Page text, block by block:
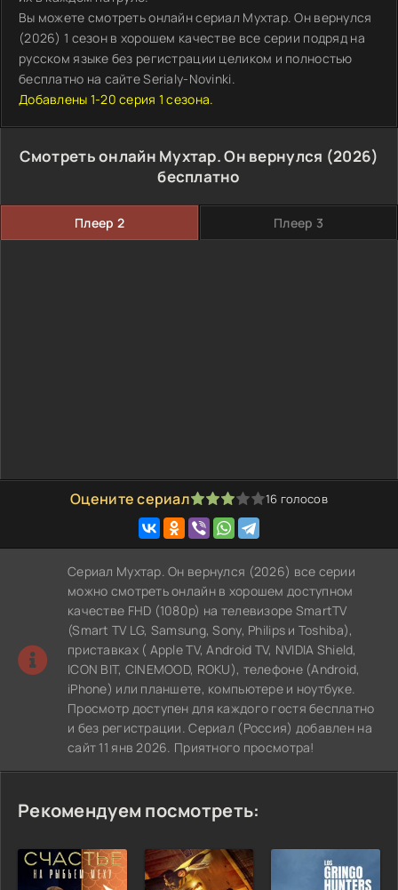
Вы можете смотреть онлайн сериал Мухтар. Он вернулся
(2026) 1 сезон в хорошем качестве все серии подряд на
русском языке без регистрации целиком и полностью
бесплатно на сайте Serialy-Novinki.
Добавлены 1-20 серия 1 сезона.
Смотреть онлайн Мухтар. Он вернулся (2026)
бесплатно
Плеер 2 Плеер 3
Оцените сериал
1 2 3 4 5 16 голосов
Сериал Мухтар. Он вернулся (2026) все серии
можно смотреть онлайн в хорошем доступном
качестве FHD (1080p) на телевизоре SmartTV
(Smart TV LG, Samsung, Sony, Philips и Toshiba),
приставках ( Apple TV, Android TV, NVIDIA Shield,
ICON BIT, CINEMOOD, ROKU), телефоне (Android,
iPhone) или планшете, компьютере и ноутбуке.
Просмотр доступен для каждого гостя бесплатно
и без регистрации. Сериал (Россия) добавлен на
сайт 11 янв 2026. Приятного просмотра!
Рекомендуем посмотреть: